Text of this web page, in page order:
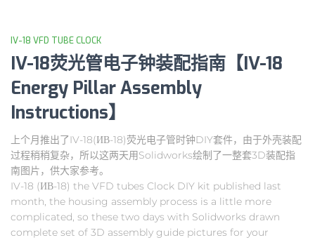
IV-18 VFD TUBE CLOCK
IV-18荧光管电子钟装配指南【IV-18
Energy Pillar Assembly
Instructions】
上个月推出了IV-18(ИВ-18)荧光电子管时钟DIY套件，由于外壳装配
过程稍稍复杂，所以这两天用Solidworks绘制了一整套3D装配指
南图片，供大家参考。
IV-18 (ИВ-18) the VFD tubes Clock DIY kit published last
month, the housing assembly process is a little more
complicated, so these two days with Solidworks drawn
complete set of 3D assembly guide pictures for your